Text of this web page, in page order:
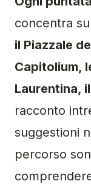
concentra
il Piazzale
Capitolium,
Laurentina,
racconto
suggestioni
percorso